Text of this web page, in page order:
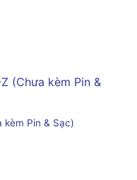
kèm Pin & Sạc)